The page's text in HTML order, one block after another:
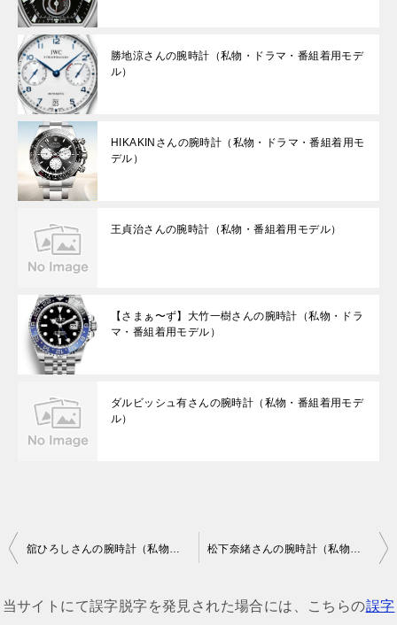
勝地涼さんの腕時計（私物・ドラマ・番組着用モデ
ル）
HIKAKINさんの腕時計（私物・ドラマ・番組着用モ
デル）
王貞治さんの腕時計（私物・番組着用モデル）
【さまぁ〜ず】大竹一樹さんの腕時計（私物・ドラ
マ・番組着用モデル）
ダルビッシュ有さんの腕時計（私物・番組着用モデ
ル）
投
ナ
当サイトにて誤字脱字を発見された場合には、こちらの誤字